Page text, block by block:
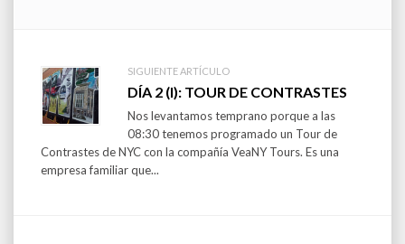
Post
navigation
SIGUIENTE ARTÍCULO
DÍA 2 (I): TOUR DE CONTRASTES
Nos levantamos temprano porque a las
08:30 tenemos programado un Tour de
Contrastes de NYC con la compañía VeaNY Tours. Es una
empresa familiar que...